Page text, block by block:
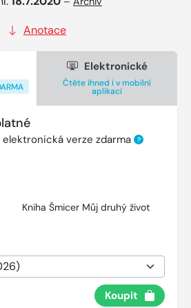
Anotace
Elektronické
Čtěte ihned i v mobilní
aplikaci
verze zdarma ?
Kniha Šmicer Můj druhý život
Koupit